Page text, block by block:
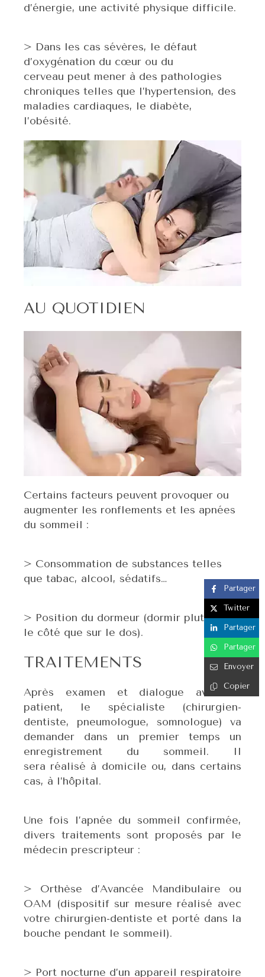
d’énergie, une activité physique difficile.
> Dans les cas sévères, le défaut
d’oxygénation du cœur ou du
cerveau peut mener à des pathologies
chroniques telles que l’hypertension, des
maladies cardiaques, le diabète,
l’obésité.
AU QUOTIDIEN
Certains facteurs peuvent provoquer ou
augmenter les ronflements et les apnées
du sommeil :
> Consommation de substances telles
que tabac, alcool, sédatifs…
> Position du dormeur (dormir plutôt sur
le côté que sur le dos).
TRAITEMENTS
Après examen et dialogue avec le
patient, le spécialiste (chirurgien-
dentiste, pneumologue, somnologue) va
demander dans un premier temps un
enregistrement du sommeil. Il
sera réalisé à domicile ou, dans certains
cas, à l’hôpital.
Une fois l’apnée du sommeil confirmée,
divers traitements sont proposés par le
médecin prescripteur :
> Orthèse d’Avancée Mandibulaire ou
OAM (dispositif sur mesure réalisé avec
votre chirurgien-dentiste et porté dans la
bouche pendant le sommeil).
> Port nocturne d’un appareil respiratoire
Partager
Twitter
Partager
Partager
Envoyer
Copier